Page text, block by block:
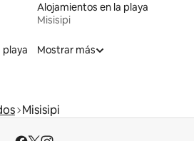
Alojamientos en la playa
Misisipi
Mostrar más
Misisipi